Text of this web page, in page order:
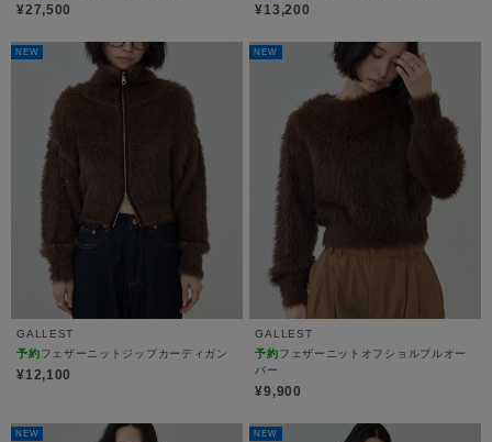
¥27,500 ¥13,200
NEW
GALLEST
予約フェザーニットジップカーディガン
¥12,100
NEW
GALLEST
予約フェザーニットオフショルプルオー
バー
¥9,900
NEW NEW